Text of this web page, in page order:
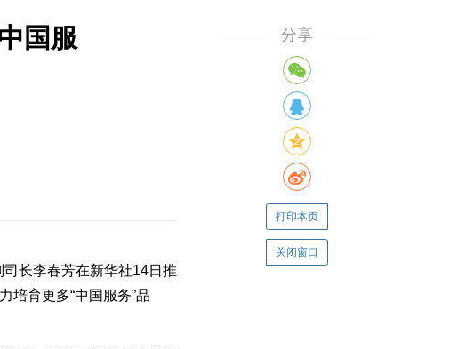
国服
长李春芳在新华社14日推
培育更多“中国服务”品
分享
打印本页
关闭窗口